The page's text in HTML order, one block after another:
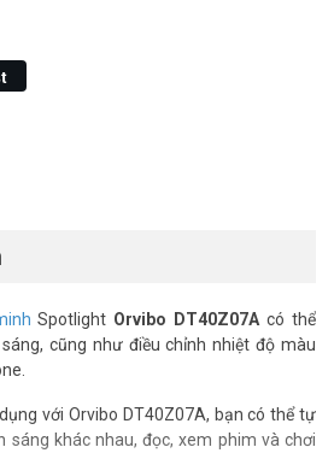
Spotlight Orvibo DT40Z07A có thể
cũng như điều chỉnh nhiệt độ màu
với Orvibo DT40Z07A, bạn có thể tự
sáng khác nhau, đọc, xem phim và chơi